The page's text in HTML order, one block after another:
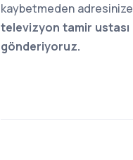
kaybetmeden adresinize
televizyon tamir ustası
gönderiyoruz.